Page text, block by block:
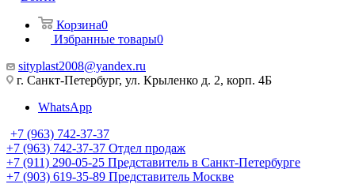
Корзина0
Избранные товары0
sityplast2008@yandex.ru
г. Санкт-Петербург, ул. Крыленко д. 2, корп. 4Б
WhatsApp
+7 (963) 742-37-37
+7 (963) 742-37-37 Отдел продаж
+7 (911) 290-05-25 Представитель в Санкт-Петербурге
+7 (903) 619-35-89 Представитель Москве